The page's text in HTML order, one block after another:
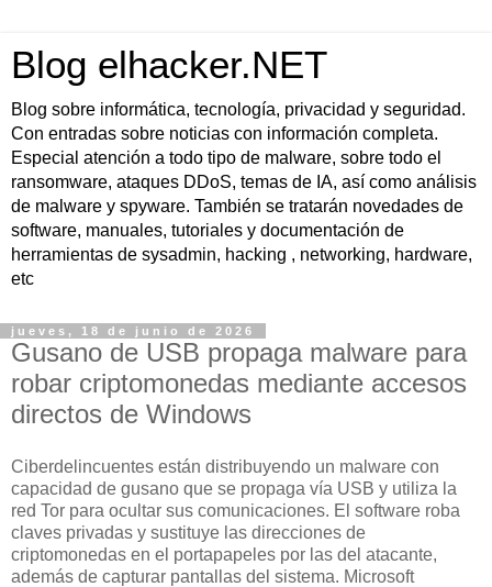
Blog elhacker.NET
Blog sobre informática, tecnología, privacidad y seguridad.
Con entradas sobre noticias con información completa.
Especial atención a todo tipo de malware, sobre todo el
ransomware, ataques DDoS, temas de IA, así como análisis
de malware y spyware. También se tratarán novedades de
software, manuales, tutoriales y documentación de
herramientas de sysadmin, hacking , networking, hardware,
etc
jueves, 18 de junio de 2026
Gusano de USB propaga malware para
robar criptomonedas mediante accesos
directos de Windows
Ciberdelincuentes están distribuyendo un malware con
capacidad de gusano que se propaga vía USB y utiliza la
red Tor para ocultar sus comunicaciones. El software roba
claves privadas y sustituye las direcciones de
criptomonedas en el portapapeles por las del atacante,
además de capturar pantallas del sistema. Microsoft